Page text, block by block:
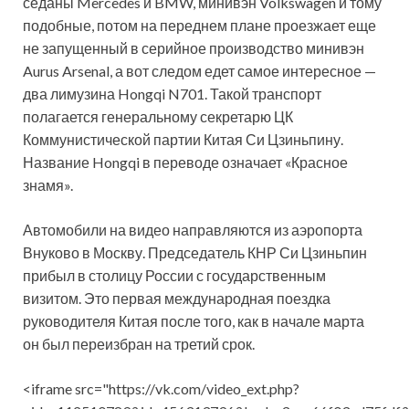
подобные, потом на переднем плане проезжает еще
не запущенный в серийное производство минивэн
Aurus Arsenal, а вот следом едет самое интересное —
два лимузина Hongqi N701. Такой транспорт
полагается генеральному секретарю ЦК
Коммунистической партии Китая Си Цзиньпину.
Название Hongqi в переводе означает «Красное
знамя».
Автомобили на видео направляются из аэропорта
Внуково в Москву. Председатель КНР Си Цзиньпин
прибыл в столицу России с государственным
визитом. Это первая международная поездка
руководителя Китая после того, как в начале марта
он был переизбран на третий срок.
<iframe src="https://vk.com/video_ext.php?